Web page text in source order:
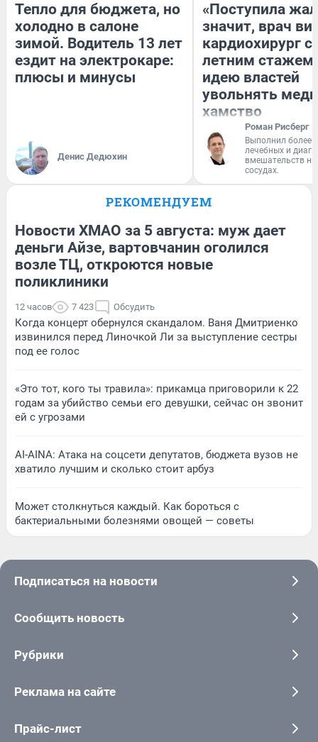
Тепло для бюджета, но
холодно в салоне
зимой. Водитель 13 лет
ездит на электрокаре:
плюсы и минусы
Денис Дедюхин
«Поступила
значит, врач
кардиохирург с
летним стажем
идею властей
увольнять
хамство
Роман Рисберг
Выполнил более
лечебных и
вмешательств на
сосудах.
РЕКОМЕНДУЕМ
Новости ХМАО за 5 августа: муж дает
деньги Айзе, вартовчанин оголился
возле ТЦ, откроются новые
поликлиники
12 часов 7 423 Обсудить
Когда концерт обернулся скандалом. Ваня Дмитриенко
извинился перед Линочкой Ли за выступление сестры
под ее голос
«Это тот, кого ты травила»: прикамца приговорили к 22
годам за убийство семьи его девушки, сейчас он звонит
ей с угрозами
AI-AINA: Атака на соцсети депутатов, бюджета вузов не
хватило лучшим и сколько стоит арбуз
Может столкнуться каждый. Как бороться с
бактериальными болезнями овощей — советы
Подписаться на новости
Сообщить новость
Рубрики
Реклама на сайте
Прайс-лист